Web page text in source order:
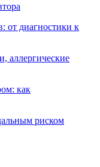
от диагностики к
аллергические
как
риском